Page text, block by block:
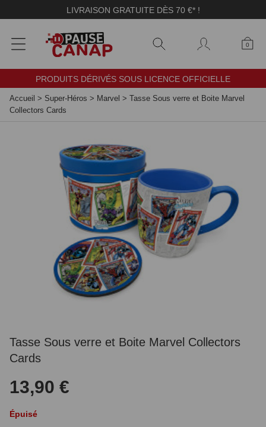
LIVRAISON GRATUITE DÈS 70 €* !
0
PRODUITS DÉRIVÉS SOUS LICENCE OFFICIELLE
Accueil > Super-Héros > Marvel > Tasse Sous verre et Boite Marvel
Collectors Cards
Tasse Sous verre et Boite Marvel Collectors
Cards
13,90 €
Épuisé
Panneau de gestion des cookies